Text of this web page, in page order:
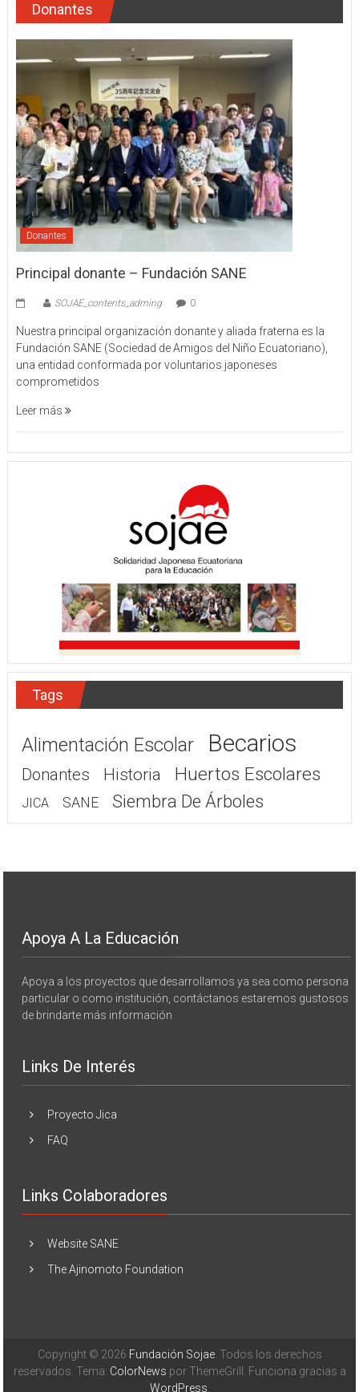
Donantes
Donantes
Principal donante – Fundación SANE
SOJAE_contents_adming 0
Nuestra principal organización donante y aliada fraterna es la
Fundación SANE (Sociedad de Amigos del Niño Ecuatoriano),
una entidad conformada por voluntarios japoneses
comprometidos
Leer más
Tags
Alimentación Escolar Becarios
Donantes Historia Huertos Escolares
JICA SANE Siembra De Árboles
Apoya A La Educación
Apoya a los proyectos que desarrollamos ya sea como persona
particular o como institución, contáctanos estaremos gustosos
de brindarte más información
Links De Interés
Proyecto Jica
FAQ
Links Colaboradores
Website SANE
The Ajinomoto Foundation
Copyright © 2026 Fundación Sojae. Todos los derechos
reservados. Tema: ColorNews por ThemeGrill. Funciona gracias a
WordPress.